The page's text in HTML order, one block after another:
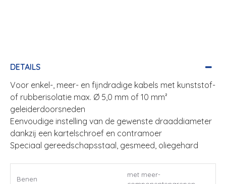
DETAILS
Voor enkel-, meer- en fijndradige kabels met kunststof-
of rubberisolatie max. Ø 5,0 mm of 10 mm²
geleiderdoorsneden
Eenvoudige instelling van de gewenste draaddiameter
dankzij een kartelschroef en contramoer
Speciaal gereedschapsstaal, gesmeed, oliegehard
Benen
met meer-